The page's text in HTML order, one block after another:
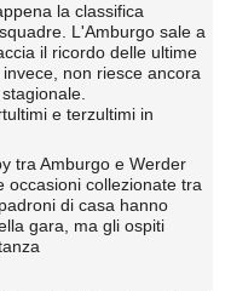
la classifica
L'Amburgo sale a
il ricordo delle ultime
non riesce ancora
e terzultimi in
tra Amburgo e Werder
occasioni collezionate tra
di casa hanno
gara, ma gli ospiti